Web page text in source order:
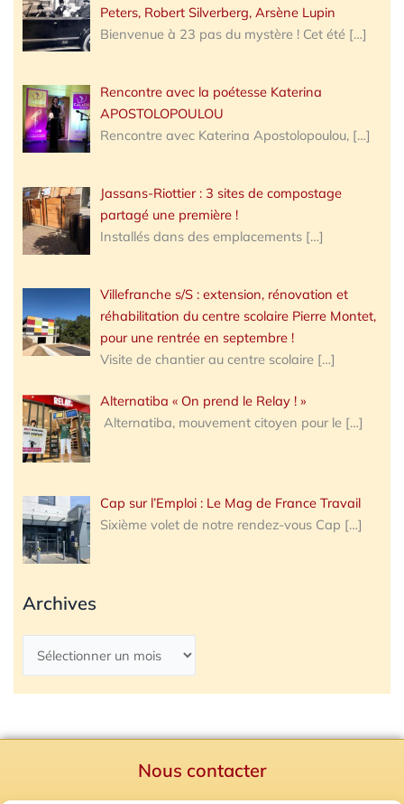
Peters, Robert Silverberg, Arsène Lupin
Bienvenue à 23 pas du mystère ! Cet été […]
Rencontre avec la poétesse Katerina
APOSTOLOPOULOU
Rencontre avec Katerina Apostolopoulou, […]
Jassans-Riottier : 3 sites de compostage
partagé une première !
Installés dans des emplacements […]
Villefranche s/S : extension, rénovation et
réhabilitation du centre scolaire Pierre Montet,
pour une rentrée en septembre !
Visite de chantier au centre scolaire […]
Alternatiba « On prend le Relay ! »
Alternatiba, mouvement citoyen pour le […]
Cap sur l’Emploi : Le Mag de France Travail
Sixième volet de notre rendez-vous Cap […]
Archives
Nous contacter